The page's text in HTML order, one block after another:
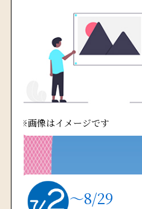
※画像はイメージです
～8/29